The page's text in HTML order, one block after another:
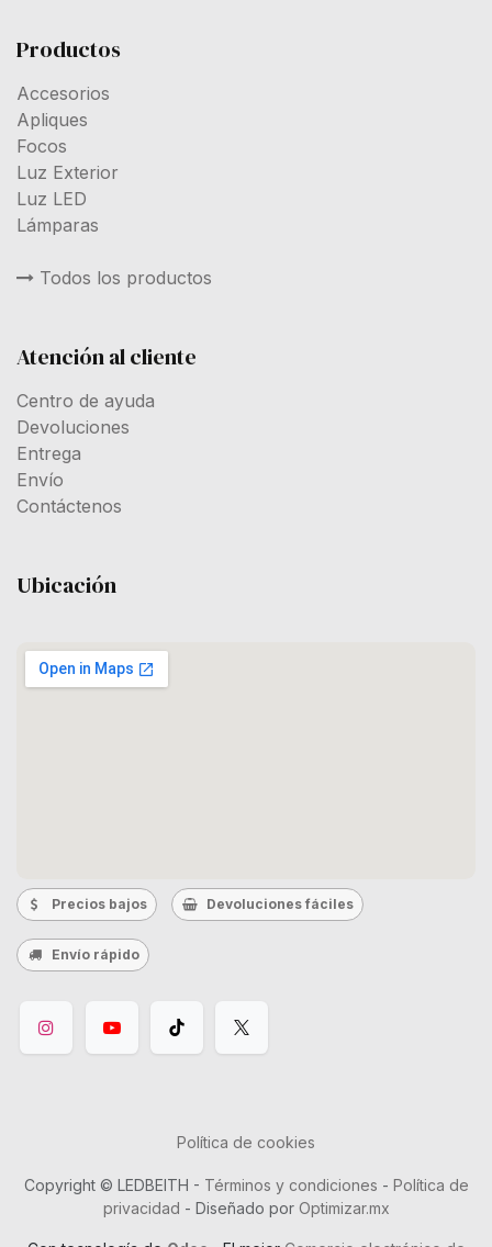
Productos
Accesorios
Apliques
Focos
Luz Exterior
Luz LED
Lámparas
Todos los productos
Atención al cliente
Centro de ayuda
Devoluciones
Entrega
Envío
Contáctenos
Ubicación
Precios bajos Devoluciones fáciles
Envío rápido
Política de cookies
Copyright © LEDBEITH - Términos y condiciones - Política de
privacidad - Diseñado por Optimizar.mx